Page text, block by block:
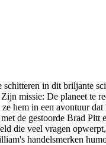
in dit briljante
missie: De planeet te
hem in een avontuur
de gestoorde Brad Pitt
die veel vragen
handelsmerken